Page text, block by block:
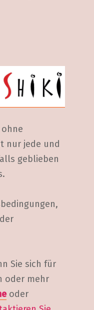
nur jede und
geblieben
Sie sich für
oder mehr
oder